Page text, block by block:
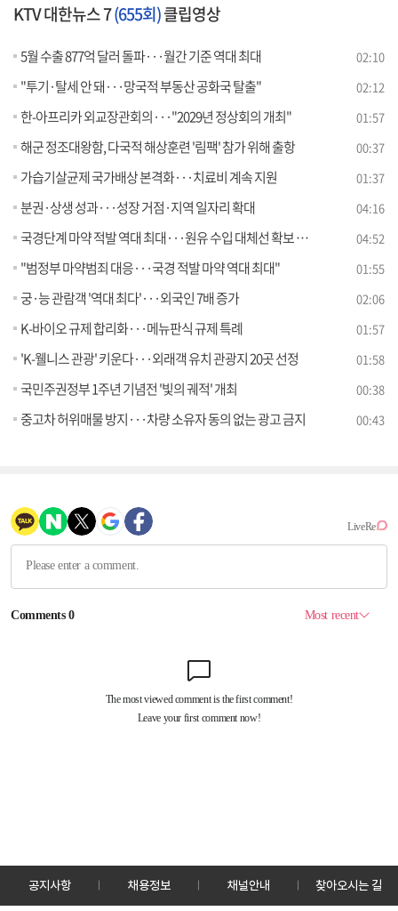
KTV 대한뉴스 7(655회)클립영상
5월 수출 877억 달러 돌파···월간 기준 역대 최대 02:10
"투기·탈세 안 돼···망국적 부동산 공화국 탈출" 02:12
한-아프리카 외교장관회의···"2029년 정상회의 개최" 01:57
해군 정조대왕함, 다국적 해상훈련 '림팩' 참가 위해 출항 00:37
가습기살균제 국가배상 본격화···치료비 계속 지원 01:37
분권·상생 성과···성장 거점·지역 일자리 확대 04:16
국경단계 마약 적발 역대 최대···원유 수입 대체선 확보 [뉴스의 맥] 04:52
"범정부 마약범죄 대응···국경 적발 마약 역대 최대" 01:55
궁·능 관람객 '역대 최다'···외국인 7배 증가 02:06
K-바이오 규제 합리화···메뉴판식 규제 특례 01:57
'K-웰니스 관광' 키운다···외래객 유치 관광지 20곳 선정 01:58
국민주권정부 1주년 기념전 '빛의 궤적' 개최 00:38
중고차 허위매물 방지···차량 소유자 동의 없는 광고 금지 00:43
공지사항 채용정보 채널안내 찾아오시는 길